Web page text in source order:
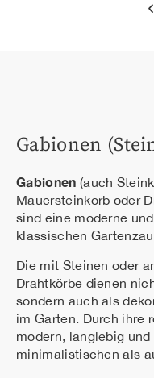
Gabionen
Gabionen (auch
Mauersteinkorb oder
sind eine moderne
klassischen
Die mit Steinen oder
Drahtkörbe dienen
sondern auch als
im Garten. Durch ihre
modern, langlebig
minimalistischen als